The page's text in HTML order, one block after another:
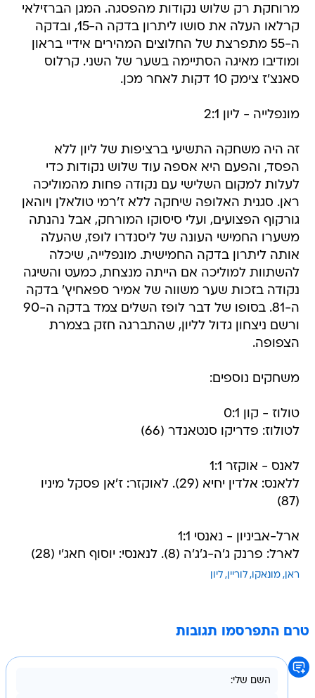
מרוחקת רק שלוש נקודות מהפסגה. המגן הברזילאי
קרלאו העלה את סושו ליתרון בדקה ה-15, ובדקה
ה-55 מתפרצת של החלוצים המהירים אידיי בראון
ומודיבו מאיגה הסתיימה בשער של השני. קרלוס
סאנצ'ז צימק 10 דקות לאחר מכן.
מונפלייה - ליון 2:1
זה היה משחקה התשיעי ברציפות של ליון ללא
הפסד, והפעם היא אספה עוד שלוש נקודות כדי
לעלות למקום השלישי עם נקודה פחות מהמוליכה
ראן. סגנית האלופה שיחקה ללא ז'רמי טולאלן ויוהאן
גורקוף הפצועים, ועלי סיסוקו המורחק, אבל נהנתה
משערו החמישי העונה של ליסנדרו לופז, שהעלה
אותה ליתרון בדקה החמישית. מונפלייה, שיכלה
להשתוות למוליכה אם הייתה מנצחת, כמעט והשיגה
נקודה בזכות שער משווה של אמיר ספאחיץ' בדקה
ה-81. בסופו של דבר לופז השלים צמד בדקה ה-90
ורשם ניצחון גדול לליון, שהתברגה חזק בצמרת
הצפופה.
משחקים נוספים:
טולוז - קון 0:1
לטולוז: פדריקו סנטאנדר (66)
לאנס - אוקזר 1:1
ללאנס: אלדין יחיא (29). לאוקזר: ז'אן פסקל מיניו
(87)
ארל-אביניון - נאנסי 1:1
לארל: פרנק ג'ה-ג'ג'ה (8). לנאנסי: יוסוף חאג'י (28)
ראן מונאקו לוריין ליון
טרם התפרסמו תגובות